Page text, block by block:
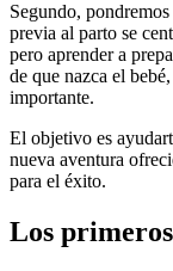
Segundo,
previa al parto se
pero aprender a
de que nazca el
importante.
El objetivo es
nueva aventura
para el éxito.
Los